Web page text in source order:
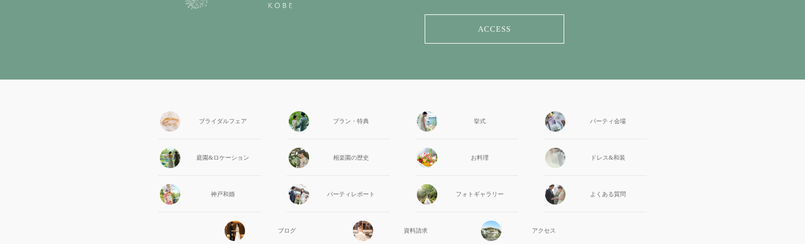
ACCESS
ブライダルフェア プラン・特典 挙式 パーティ会場
庭園&ロケーション 相楽園の歴史 お料理 ドレス&和装
神戸和婚 パーティ レポート フォト ギャラリー よくある質問
ブログ 資料請求 アクセス